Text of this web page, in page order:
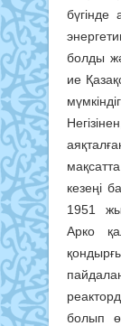
бүгінде
болды
ие
кезеңі
1951
Арко
болып